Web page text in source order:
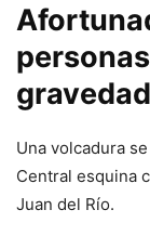
Una volcadura
Central esquina
Juan del Río.